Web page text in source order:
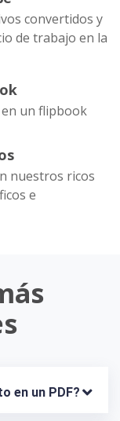
convertidos y
de trabajo en la
en un flipbook
nuestros ricos
e
en un PDF?